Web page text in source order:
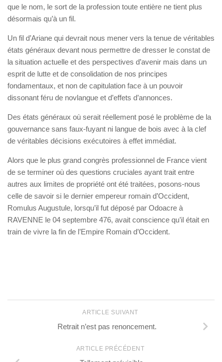
que le nom, le sort de la profession toute entière ne tient plus
désormais qu’à un fil.
Un fil d’Ariane qui devrait nous mener vers la tenue de véritables
états généraux devant nous permettre de dresser le constat de
la situation actuelle et des perspectives d’avenir mais dans un
esprit de lutte et de consolidation de nos principes
fondamentaux, et non de capitulation face à un pouvoir
dissonant féru de novlangue et d’effets d’annonces.
Des états généraux où serait réellement posé le problème de la
gouvernance sans faux-fuyant ni langue de bois avec à la clef
de véritables décisions exécutoires à effet immédiat.
Alors que le plus grand congrès professionnel de France vient
de se terminer où des questions cruciales ayant trait entre
autres aux limites de propriété ont été traitées, posons-nous
celle de savoir si le dernier empereur romain d’Occident,
Romulus Augustule, lorsqu’il fut déposé par Odoacre à
RAVENNE le 04 septembre 476, avait conscience qu’il était en
train de vivre la fin de l’Empire Romain d’Occident.
ARTICLE SUIVANT
Retrait n’est pas renoncement.
ARTICLE PRÉCÉDENT